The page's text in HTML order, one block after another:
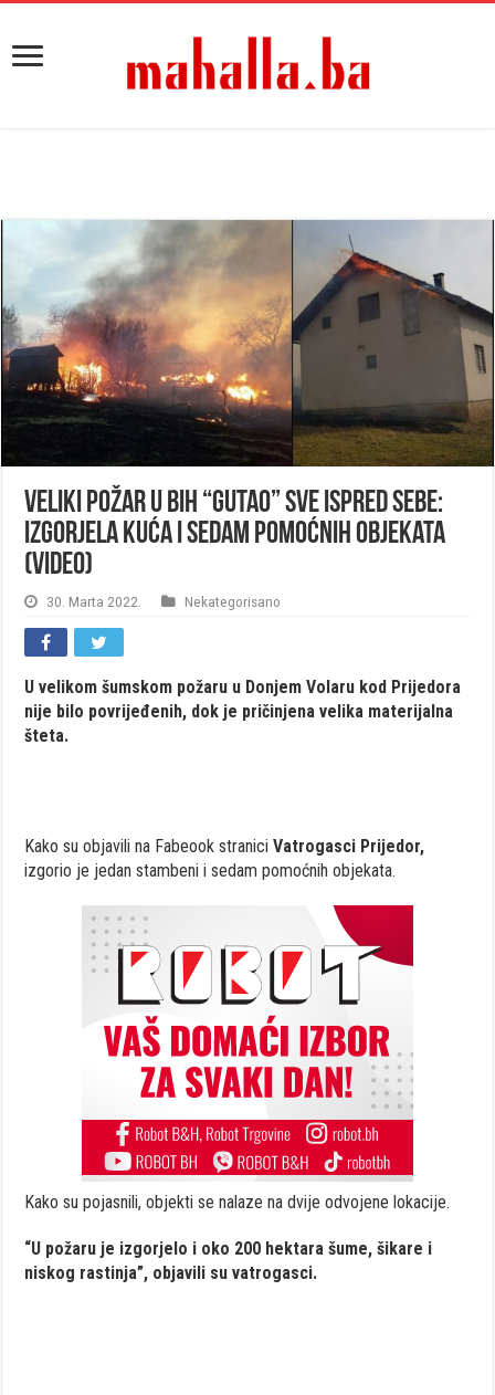
Veliki požar u BiH “gutao” sve ispred sebe:
Izgorjela kuća i sedam pomoćnih objekata
(VIDEO)
30. Marta 2022. Nekategorisano
U velikom šumskom požaru u Donjem Volaru kod Prijedora
nije bilo povrijeđenih, dok je pričinjena velika materijalna
šteta.
Kako su objavili na Fabeook straniciVatrogasci Prijedor,
izgorio je jedan stambeni i sedam pomoćnih objekata.
Kako su pojasnili, objekti se nalaze na dvije odvojene lokacije.
“U požaru je izgorjelo i oko 200 hektara šume, šikare i
niskog rastinja”, objavili su vatrogasci.